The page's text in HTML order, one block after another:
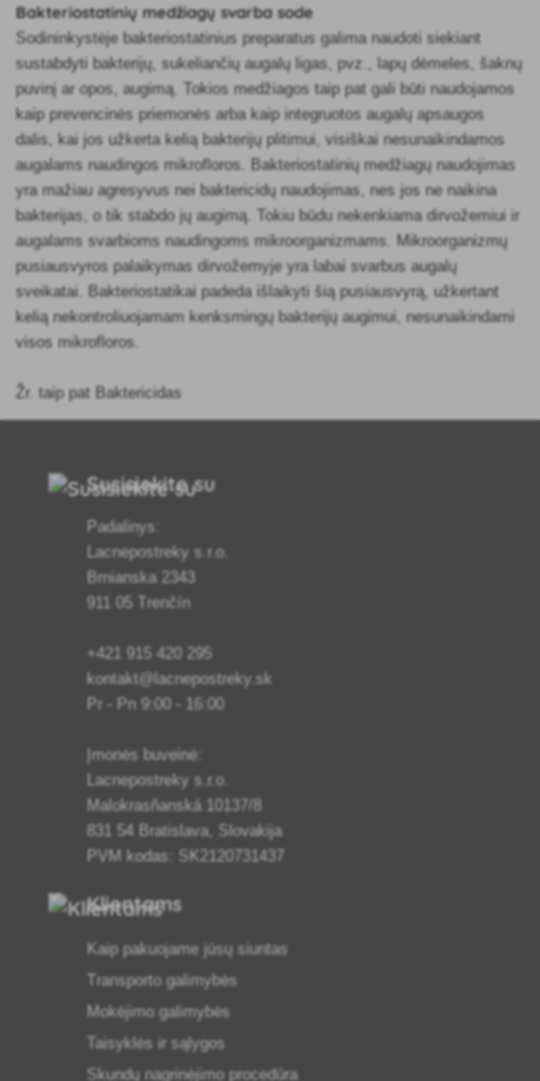
Bakteriostatinių medžiagų svarba sode
Sodininkystėje bakteriostatinius preparatus galima naudoti siekiant
sustabdyti bakterijų, sukeliančių augalų ligas, pvz., lapų dėmeles, šaknų
puvinį ar opos, augimą. Tokios medžiagos taip pat gali būti naudojamos
kaip prevencinės priemonės arba kaip integruotos augalų apsaugos
dalis, kai jos užkerta kelią bakterijų plitimui, visiškai nesunaikindamos
augalams naudingos mikrofloros. Bakteriostatinių medžiagų naudojimas
yra mažiau agresyvus nei baktericidų naudojimas, nes jos ne naikina
bakterijas, o tik stabdo jų augimą. Tokiu būdu nekenkiama dirvožemiui ir
augalams svarbioms naudingoms mikroorganizmams. Mikroorganizmų
pusiausvyros palaikymas dirvožemyje yra labai svarbus augalų
sveikatai. Bakteriostatikai padeda išlaikyti šią pusiausvyrą, užkertant
kelią nekontroliuojamam kenksmingų bakterijų augimui, nesunaikindami
visos mikrofloros.
Žr. taip pat Baktericidas
Susisiekite su
Padalinys:
Lacnepostreky s.r.o.
Brnianska 2343
911 05 Trenčín
+421 915 420 295
kontakt@lacnepostreky.sk
Pr - Pn 9:00 - 16:00
Įmonės buveinė:
Lacnepostreky s.r.o.
Malokrasňanská 10137/8
831 54 Bratislava, Slovakija
PVM kodas: SK2120731437
Klientams
Kaip pakuojame jūsų siuntas
Transporto galimybės
Mokėjimo galimybės
Taisyklės ir sąlygos
Skundų nagrinėjimo procedūra